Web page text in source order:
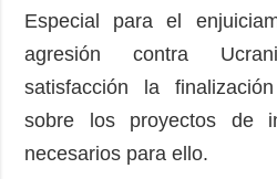
Especial para el
agresión contra
satisfacción la
sobre los proyectos de
necesarios para ello.